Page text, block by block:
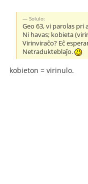
Solulo:
Geo 63, vi parolas
Ni havas; kobieta
Virinviraĉo? Eĉ
Netradukteblaĵo.
kobieton = virinulo.